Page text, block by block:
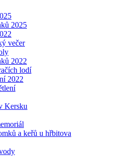
2025
večer
2022
lodí
2022
Kersku
a keřů u hřbitova